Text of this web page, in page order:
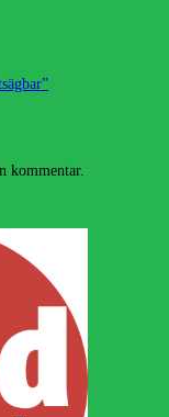
kommentar.